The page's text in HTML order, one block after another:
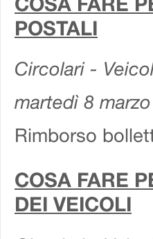
POSTALI
Circolari -
martedì 8
Rimborso
COSA FARE
DEI VEICOLI